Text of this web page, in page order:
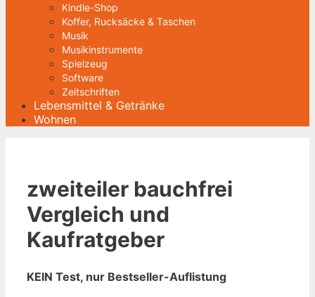
Kindle-Shop
Koffer, Rucksäcke & Taschen
Musik
Musikinstrumente
Spielzeug
Software
Zeitschriften
Lebensmittel & Getränke
Wohnen
zweiteiler bauchfrei
Vergleich und
Kaufratgeber
KEIN Test, nur Bestseller-Auflistung